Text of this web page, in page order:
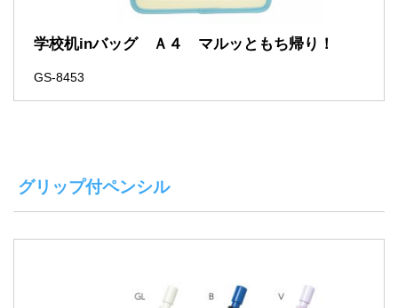
学校机inバッグ Ａ４ マルッともち帰り！
GS-8453
グリップ付ペンシル